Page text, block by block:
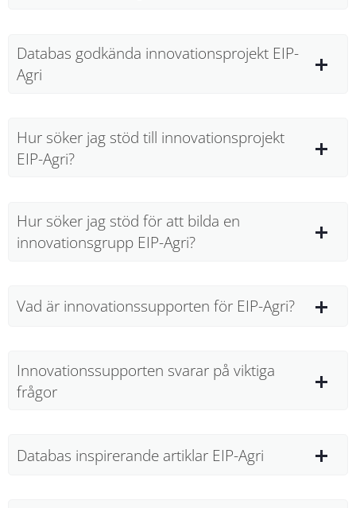
Databas godkända innovationsprojekt EIP-
Agri
Hur söker jag stöd till innovationsprojekt
EIP-Agri?
Hur söker jag stöd för att bilda en
innovationsgrupp EIP-Agri?
Vad är innovationssupporten för EIP-Agri?
Innovationssupporten svarar på viktiga
frågor
Databas inspirerande artiklar EIP-Agri